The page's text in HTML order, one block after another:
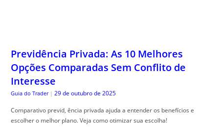
Previdência Privada: As 10 Melhores
Opções Comparadas Sem Conflito de
Interesse
Guia do Trader | 29 de outubro de 2025
Comparativo previd, ência privada ajuda a entender os benefícios e
escolher o melhor plano. Veja como otimizar sua escolha!